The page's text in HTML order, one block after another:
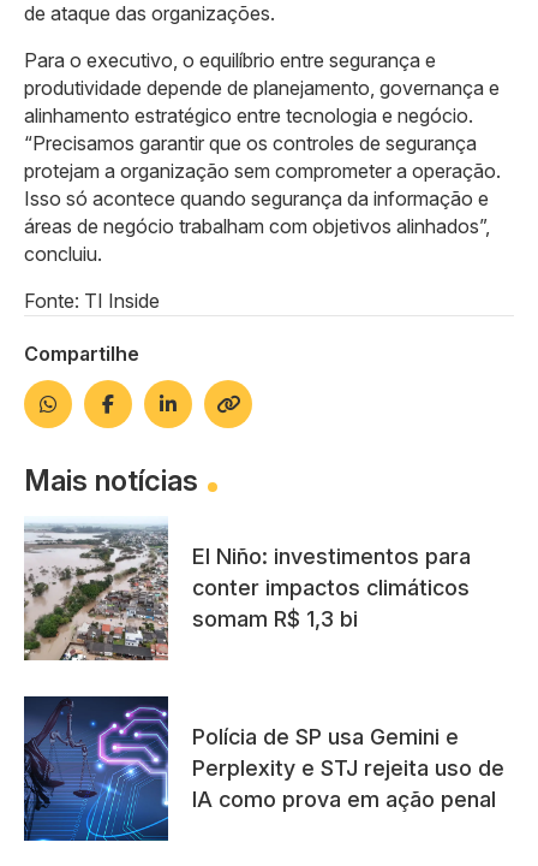
de ataque das organizações.
Para o executivo, o equilíbrio entre segurança e
produtividade depende de planejamento, governança e
alinhamento estratégico entre tecnologia e negócio.
“Precisamos garantir que os controles de segurança
protejam a organização sem comprometer a operação.
Isso só acontece quando segurança da informação e
áreas de negócio trabalham com objetivos alinhados”,
concluiu.
Fonte: TI Inside
Compartilhe
Mais notícias
El Niño: investimentos para
conter impactos climáticos
somam R$ 1,3 bi
Polícia de SP usa Gemini e
Perplexity e STJ rejeita uso de
IA como prova em ação penal